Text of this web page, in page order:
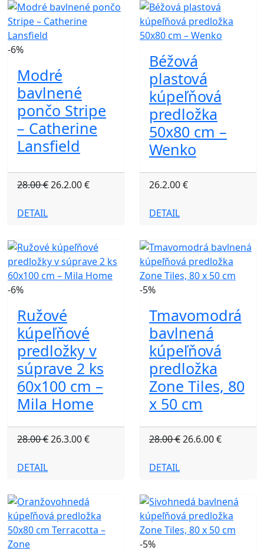
-6%
Modré
bavlnené
pončo Stripe
– Catherine
Lansfield
28.00 €26.2.00 €
DETAIL
Béžová
plastová
kúpeľňová
predložka
50x80 cm –
Wenko
26.2.00 €
DETAIL
-6%
Ružové
kúpeľňové
predložky v
súprave 2 ks
60x100 cm –
Mila Home
28.00 €26.3.00 €
DETAIL
-5%
Tmavomodrá
bavlnená
kúpeľňová
predložka
Zone Tiles, 80
x 50 cm
28.00 €26.6.00 €
DETAIL
-5%